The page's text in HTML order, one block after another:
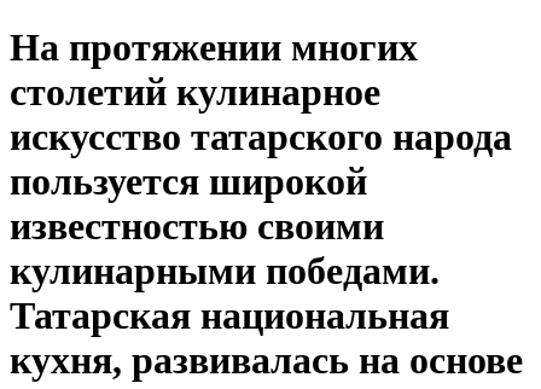
На протяжении многих
столетий кулинарное
искусство татарского народа
пользуется широкой
известностью своими
кулинарными победами.
Татарская национальная
кухня, развивалась на основе